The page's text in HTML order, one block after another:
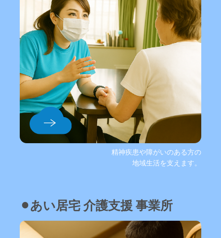
精神疾患や障がいのある方の
地域生活を支えます。
⚫︎あい居宅 介護支援 事業所